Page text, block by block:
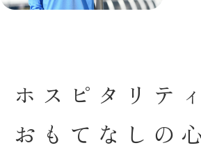
ホ ス ピ タ リ テ ィ
お も て な し の